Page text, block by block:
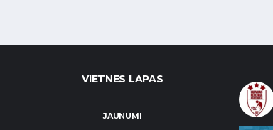
VIETNES LAPAS
JAUNUMI